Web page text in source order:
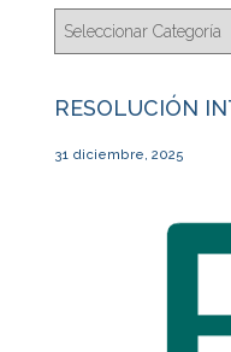
a
RESOLUCIÓN
31 diciembre, 2025